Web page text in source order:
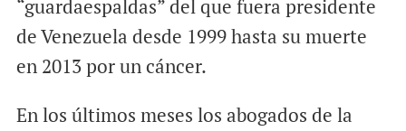
“guardaespaldas” del que fuera presidente
de Venezuela desde 1999 hasta su muerte
en 2013 por un cáncer.
En los últimos meses los abogados de la